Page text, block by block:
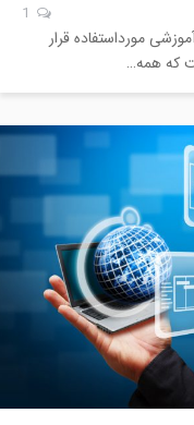
مورداستفاده قرار
که همه…